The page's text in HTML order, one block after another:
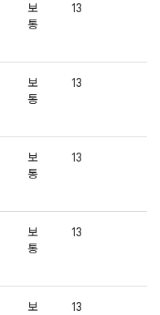
보
통
13
보
통
13
보
통
13
보
통
13
보
13